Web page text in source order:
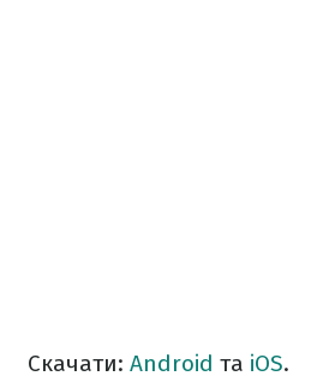
Скачати: Android та iOS.